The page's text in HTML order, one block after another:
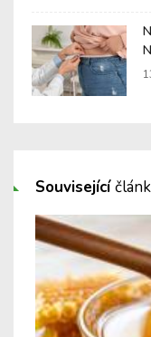
Související